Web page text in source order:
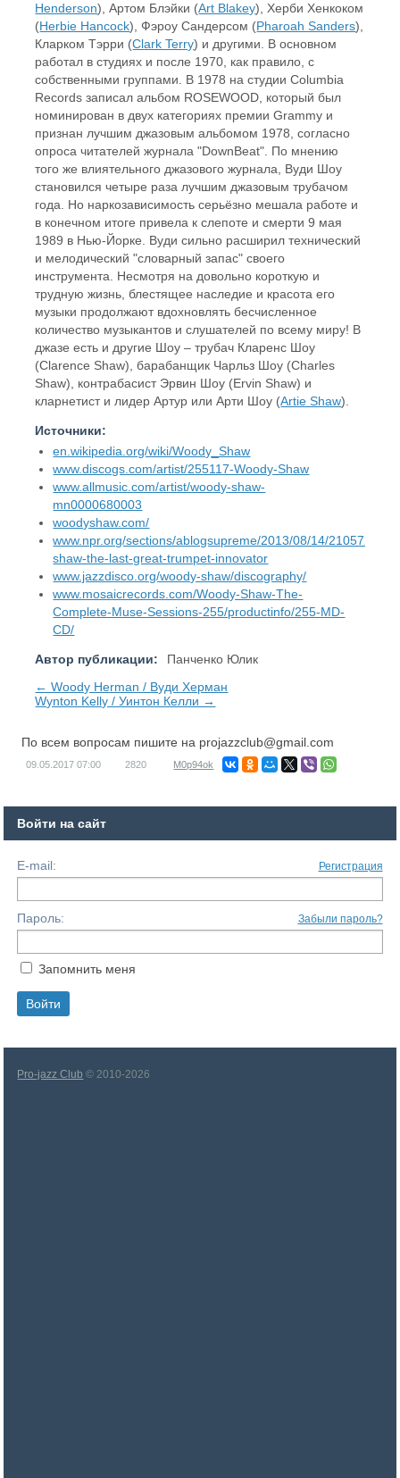
Henderson), Артом Блэйки (Art Blakey), Херби Хенкоком
(Herbie Hancock), Фэроу Сандерсом (Pharoah Sanders),
Кларком Тэрри (Clark Terry) и другими. В основном
работал в студиях и после 1970, как правило, с
собственными группами. В 1978 на студии Columbia
Records записал альбом ROSEWOOD, который был
номинирован в двух категориях премии Grammy и
признан лучшим джазовым альбомом 1978, согласно
опроса читателей журнала "DownBeat". По мнению
того же влиятельного джазового журнала, Вуди Шоу
становился четыре раза лучшим джазовым трубачом
года. Но наркозависимость серьёзно мешала работе и
в конечном итоге привела к слепоте и смерти 9 мая
1989 в Нью-Йорке. Вуди сильно расширил технический
и мелодический "словарный запас" своего
инструмента. Несмотря на довольно короткую и
трудную жизнь, блестящее наследие и красота его
музыки продолжают вдохновлять бесчисленное
количество музыкантов и слушателей по всему миру! В
джазе есть и другие Шоу – трубач Кларенс Шоу
(Clarence Shaw), барабанщик Чарльз Шоу (Charles
Shaw), контрабасист Эрвин Шоу (Ervin Shaw) и
кларнетист и лидер Артур или Арти Шоу (Artie Shaw).
Источники:
en.wikipedia.org/wiki/Woody_Shaw
www.discogs.com/artist/255117-Woody-Shaw
www.allmusic.com/artist/woody-shaw-
mn0000680003
woodyshaw.com/
www.npr.org/sections/ablogsupreme/2013/08/14/210572029/
shaw-the-last-great-trumpet-innovator
www.jazzdisco.org/woody-shaw/discography/
www.mosaicrecords.com/Woody-Shaw-The-
Complete-Muse-Sessions-255/productinfo/255-MD-
CD/
Автор публикации:
Панченко Юлик
← Woody Herman / Вуди Херман
Wynton Kelly / Уинтон Келли →
По всем вопросам пишите на projazzclub@gmail.com
09.05.2017 07:00 2820 M0p94ok
Войти на сайт
E-mail: Регистрация
Пароль: Забыли пароль?
Запомнить меня
Pro-jazz Club © 2010-2026